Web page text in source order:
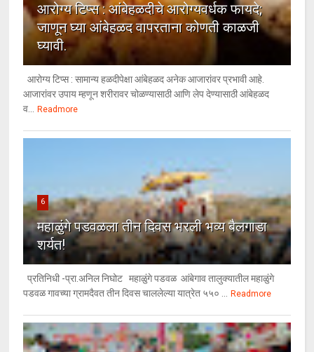
आरोग्य टिप्स : आंबेहळदीचे आरोग्यवर्धक फायदे;
जाणून घ्या आंबेहळद वापरताना कोणती काळजी
घ्यावी.
आरोग्य टिप्स : सामान्य हळदीपेक्षा आंबेहळद अनेक आजारांवर प्रभावी आहे.
आजारांवर उपाय म्हणून शरीरावर चोळण्यासाठी आणि लेप देण्यासाठी आंबेहळद
व... Readmore
6
महाळुंगे पडवळला तीन दिवस भरली भव्य बैलगाडा
शर्यत!
प्रतिनिधी -प्रा.अनिल निघोट महाळुंगे पडवळ आंबेगाव तालुक्यातील महाळुंगे
पडवळ गावच्या ग्रामदैवत तीन दिवस चाललेल्या यात्रेत ५५० ... Readmore